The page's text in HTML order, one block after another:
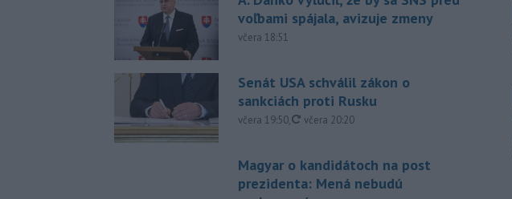
voľbami spájala, avizuje zmeny
včera 18:51
Senát USA schválil zákon o
sankciách proti Rusku
včera 19:50, aktualizované
včera 20:20
Magyar o kandidátoch na post
prezidenta: Mená nebudú